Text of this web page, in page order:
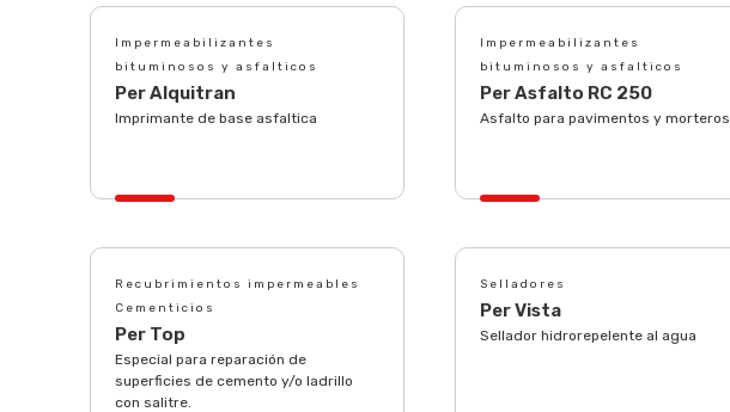
Impermeabilizantes
bituminosos y asfalticos
Per Alquitran
Imprimante de base asfaltica
Impermeabilizantes
bituminosos y asfalticos
Per Asfalto RC 250
Asfalto para pavimentos y morteros
Recubrimientos impermeables
Cementicios
Per Top
Especial para reparación de
superficies de cemento y/o ladrillo
con salitre.
Selladores
Per Vista
Sellador hidrorepelente al agua